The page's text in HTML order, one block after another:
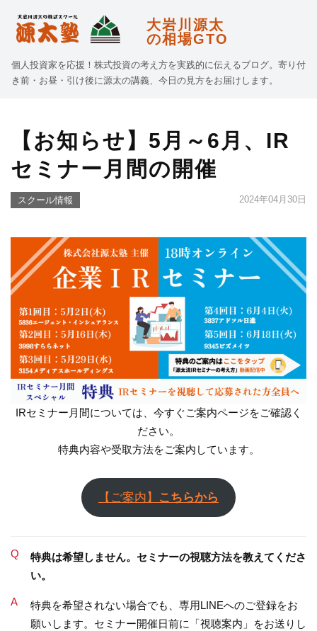
大岩川源太
の相場GTO
個人投資家を応援！株式投資の考え方を実践的に伝えるブログ。寄り付
き前・お昼・引け後に源太の講義、今日の見方をお届けします。
【お知らせ】5月～6月、IR
セミナー月間の開催
スクール情報 2024年04月30日
IRセミナー月間については、今すぐご案内ページをご確認く
ださい。
特典内容や受取方法をご案内しています。
【ご案内】 こちらから
Q
特典は希望しません。セミナーの視聴方法を教えてくださ
い。
A
特典を希望されない場合でも、専用LINEへのご登録をお
願いします。セミナー開催日前に「視聴案内」をお送りし